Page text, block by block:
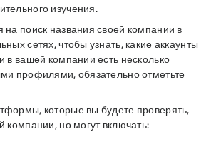
изучения.
на поиск названия своей компании в
сетях, чтобы узнать, какие аккаунты
в вашей компании есть несколько
профилями, обязательно отметьте
которые вы будете проверять,
компании, но могут включать: